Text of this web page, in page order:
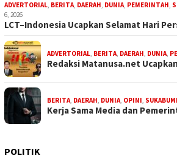
ADVERTORIAL, BERITA, DAERAH, DUNIA, PEMERINTAH,
6, 2026
LCT–Indonesia Ucapkan Selamat Hari
ADVERTORIAL, BERITA, DAERAH, DUNIA,
Redaksi Matanusa.net
BERITA, DAERAH, DUNIA, OPINI,
Kerja Sama Media dan
POLITIK